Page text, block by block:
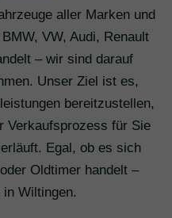
aller Marken und
VW, Audi, Renault
– wir sind darauf
Unser Ziel ist es,
bereitzustellen,
Verkaufsprozess für Sie
Egal, ob es sich
Oldtimer handelt –
Wiltingen.